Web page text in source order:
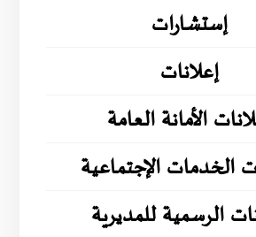
إستشارات
إعلانات
الأمانة العامة
الخدمات الإجتماعية
الرسمية للمديرية